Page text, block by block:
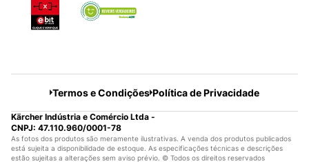
Termos e Condições Política de Privacidade
Kärcher Indústria e Comércio Ltda -
CNPJ: 47.110.960/0001-78
As fotos dos produtos são meramente ilustrativas. A venda dos produtos publicados
está sujeita a disponibilidade de estoque. As especificações técnicas e descrições
estão sujeitas a alterações sem aviso prévio. © Todos os direitos reservados